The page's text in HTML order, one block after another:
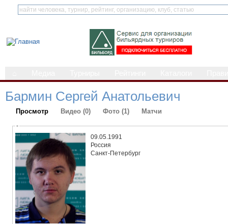
Бармин Сергей Анатольевич
Просмотр Видео (0) Фото (1) Матчи
-
09.05.1991
Россия
Санкт-Петербург